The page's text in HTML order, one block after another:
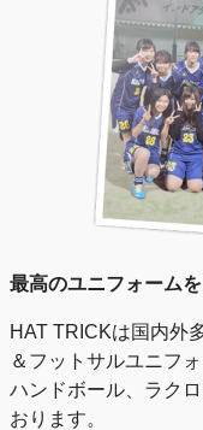
最高のユニフォーム
HAT TRICKは国内外
＆フットサルユニフ
ハンドボール、ラク
おります。